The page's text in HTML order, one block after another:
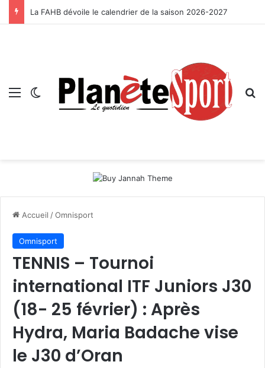
La FAHB dévoile le calendrier de la saison 2026-2027
Menu Switch skin
Accueil /Omnisport
Omnisport
TENNIS – Tournoi
international ITF Juniors J30
(18- 25 février) : Après
Hydra, Maria Badache vise
le J30 d’Oran